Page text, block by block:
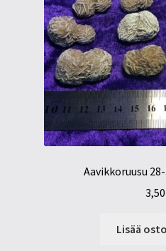
Aavikkoruusu
3,50
Lisää